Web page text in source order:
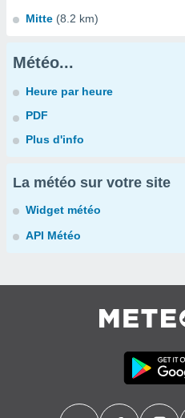
Mitte (8.2 km)
Météo...
Heure par heure
PDF
Plus d'info
La météo sur votre site
Widget météo
API Météo